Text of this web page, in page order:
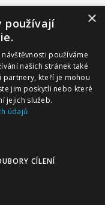
a.s.
×
používají
používáme
našich stránek také
partnery, kteří je mohou
jim poskytli nebo které
jejich služeb.
údajů
CÍLENÍ